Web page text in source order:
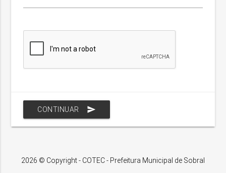
CONTINUAR send
2026 © Copyright - COTEC - Prefeitura Municipal de Sobral